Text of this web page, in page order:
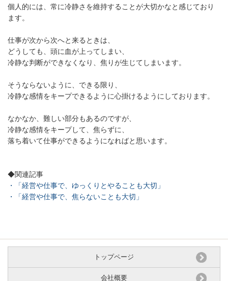
個人的には、常に冷静さを維持することが大切かなと感じており
ます。
仕事が次から次へと来るときは、
どうしても、頭に血が上ってしまい、
冷静な判断ができなくなり、焦りが生じてしまいます。
そうならないように、できる限り、
冷静な感情をキープできるように心掛けるようにしております。
なかなか、難しい部分もあるのですが、
冷静な感情をキープして、焦らずに、
落ち着いて仕事ができるようになればと思います。
◆関連記事
・「経営や仕事で、ゆっくりとやることも大切」
・「経営や仕事で、焦らないことも大切」
トップページ
会社概要